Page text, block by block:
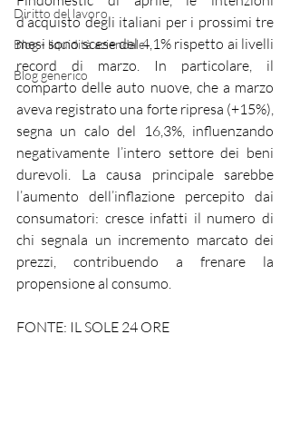
Diritto del lavoro
Blog - liquidità aziendale
Blog generico
d’acquisto degli italiani per i prossimi tre
mesi sono scese del 4,1% rispetto ai livelli
record di marzo. In particolare, il
comparto delle auto nuove, che a marzo
aveva registrato una forte ripresa (+15%),
segna un calo del 16,3%, influenzando
negativamente l’intero settore dei beni
durevoli. La causa principale sarebbe
l’aumento dell’inflazione percepito dai
consumatori: cresce infatti il numero di
chi segnala un incremento marcato dei
prezzi, contribuendo a frenare la
propensione al consumo.
FONTE: IL SOLE 24 ORE